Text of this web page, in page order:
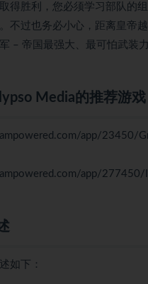
得胜利，您必须学习部队的
不过也务必小心，距离皇帝
– 帝国最强大、最可怕武装
Media的推荐游戏
app/23450/
app/277450/
如下：